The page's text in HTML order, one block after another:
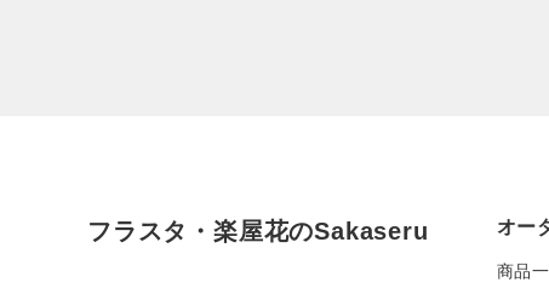
フラスタ・楽屋花のSakaseru オー
商品